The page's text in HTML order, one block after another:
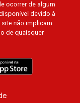
ocorrer de algum
devido à
não implicam
de quaisquer